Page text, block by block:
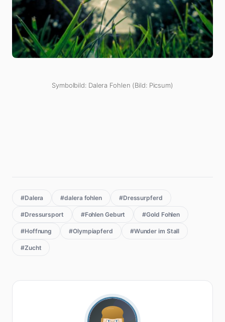
Symbolbild: Dalera Fohlen (Bild: Picsum)
#Dalera #dalera fohlen #Dressurpferd
#Dressursport #Fohlen Geburt #Gold Fohlen
#Hoffnung #Olympiapferd #Wunder im Stall
#Zucht